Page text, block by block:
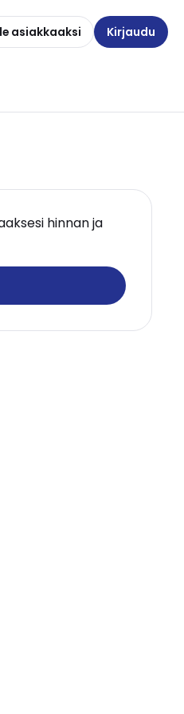
asiakkaaksi Kirjaudu
hinnan ja